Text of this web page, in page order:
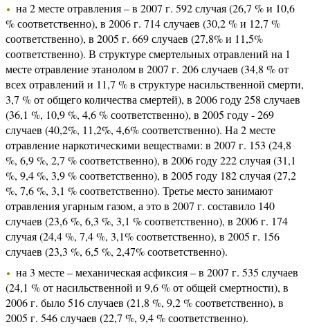
на 2 месте отравления – в 2007 г. 592 случая (26,7 % и 10,6
% соответственно), в 2006 г. 714 случаев (30,2 % и 12,7 %
соответственно), в 2005 г. 669 случаев (27,8% и 11,5%
соответственно). В структуре смертельных отравлений на 1
месте отравление этанолом в 2007 г. 206 случаев (34,8 % от
всех отравлений и 11,7 % в структуре насильственной смерти,
3,7 % от общего количества смертей), в 2006 году 258 случаев
(36,1 %, 10,9 %, 4,6 % соответственно), в 2005 году - 269
случаев (40,2%, 11,2%, 4,6% соответственно). На 2 месте
отравление наркотическими веществами: в 2007 г. 153 (24,8
%, 6,9 %, 2,7 % соответственно), в 2006 году 222 случая (31,1
%, 9,4 %, 3,9 % соответственно), в 2005 году 182 случая (27,2
%, 7,6 %, 3,1 % соответственно). Третье место занимают
отравления угарным газом, а это в 2007 г. составило 140
случаев (23,6 %, 6,3 %, 3,1 % соответственно), в 2006 г. 174
случая (24,4 %, 7,4 %, 3,1% соответственно), в 2005 г. 156
случаев (23,3 %, 6,5 %, 2,47% соответственно).
на 3 месте – механическая асфиксия – в 2007 г. 535 случаев
(24,1 % от насильственной и 9,6 % от общей смертности), в
2006 г. было 516 случаев (21,8 %, 9,2 % соответственно), в
2005 г. 546 случаев (22,7 %, 9,4 % соответственно).